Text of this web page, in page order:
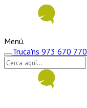
Menú.
Truca'ns 973 670 770